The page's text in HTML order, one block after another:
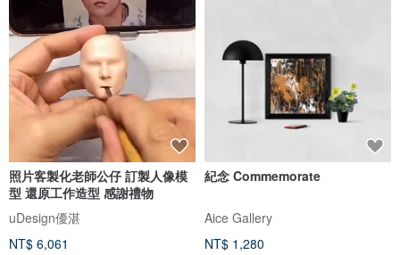
照片客製化老師公仔 訂製人像模
型 還原工作造型 感謝禮物
uDesign優湛
NT$ 6,061
紀念 Commemorate
Aice Gallery
NT$ 1,280